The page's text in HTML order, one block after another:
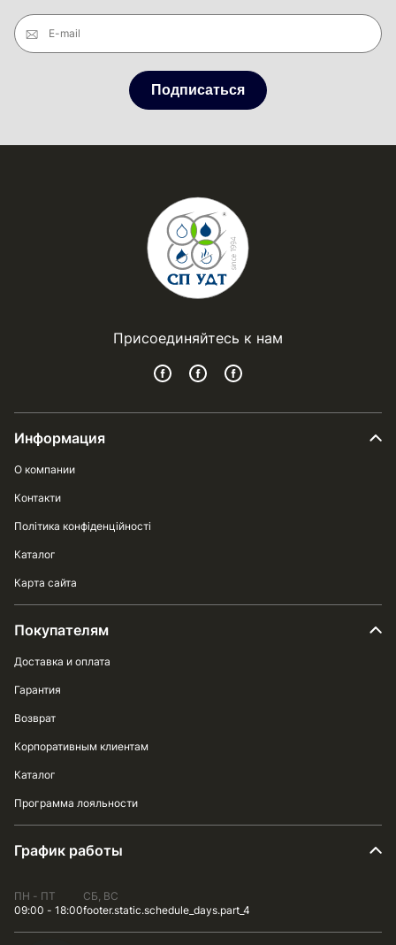
E-mail
Подписаться
Присоединяйтесь к нам
Информация
О компании
Контакти
Політика конфіденційності
Каталог
Карта сайта
Покупателям
Доставка и оплата
Гарантия
Возврат
Корпоративным клиентам
Каталог
Программа лояльности
График работы
ПН - ПТ
09:00 - 18:00
СБ, ВС
footer.static.schedule_days.part_4